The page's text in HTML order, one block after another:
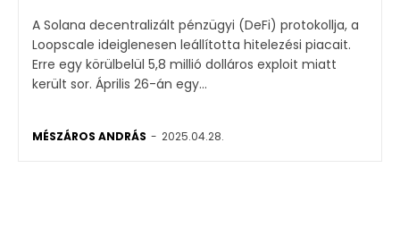
A Solana decentralizált pénzügyi (DeFi) protokollja, a
Loopscale ideiglenesen leállította hitelezési piacait.
Erre egy körülbelül 5,8 millió dolláros exploit miatt
került sor. Április 26-án egy...
MÉSZÁROS ANDRÁS - 2025.04.28.